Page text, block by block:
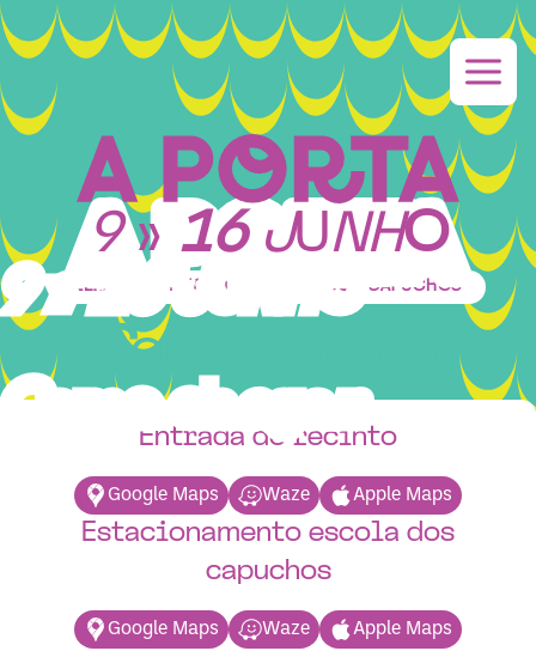
9 » 16 JUNHO
9 » 1 J U N H O
LEIRIA - ANTIGO CONVENTO DOS CAPUCHOS
Com
C o mo c he g ar
Entrada do recinto
Google Maps Waze Apple Maps
Estacionamento escola dos
capuchos
Google Maps Waze Apple Maps